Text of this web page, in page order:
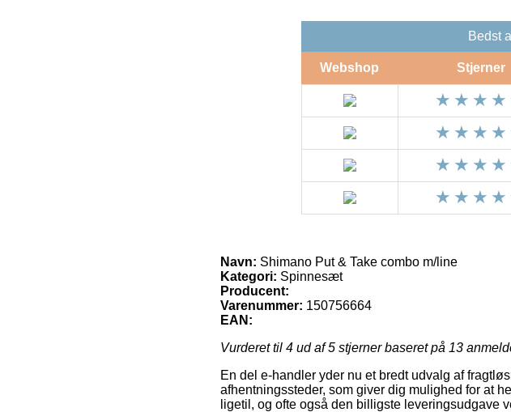
Bedst
Webshop Stjerner
Navn: Shimano Put & Take combo m/line
Kategori: Spinnesæt
Producent:
Varenummer: 150756664
EAN:
Vurderet til 4 ud af 5 stjerner baseret på 13
En del e-handler yder nu et bredt udvalg af
afhentningssteder, som giver dig mulighed for at
ligetil, og ofte også den billigste leveringsudgave